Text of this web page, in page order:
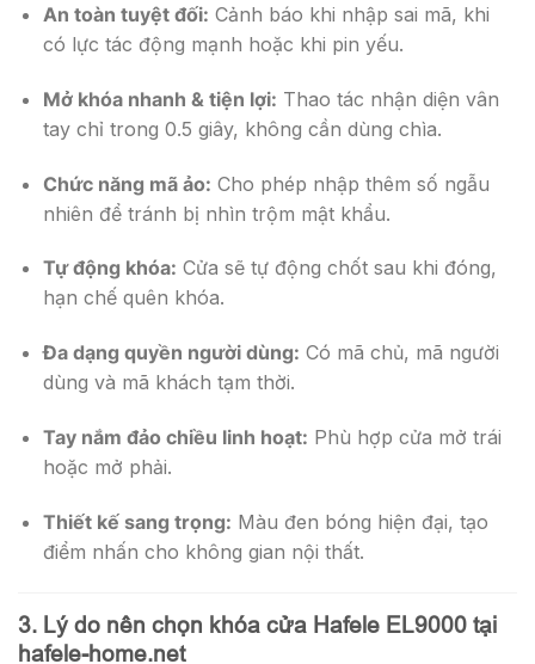
An toàn tuyệt đối: Cảnh báo khi nhập sai mã, khi
có lực tác động mạnh hoặc khi pin yếu.
Mở khóa nhanh & tiện lợi: Thao tác nhận diện vân
tay chỉ trong 0.5 giây, không cần dùng chìa.
Chức năng mã ảo: Cho phép nhập thêm số ngẫu
nhiên để tránh bị nhìn trộm mật khẩu.
Tự động khóa: Cửa sẽ tự động chốt sau khi đóng,
hạn chế quên khóa.
Đa dạng quyền người dùng: Có mã chủ, mã người
dùng và mã khách tạm thời.
Tay nắm đảo chiều linh hoạt: Phù hợp cửa mở trái
hoặc mở phải.
Thiết kế sang trọng: Màu đen bóng hiện đại, tạo
điểm nhấn cho không gian nội thất.
3. Lý do nên chọn khóa cửa Hafele EL9000 tại
hafele-home.net